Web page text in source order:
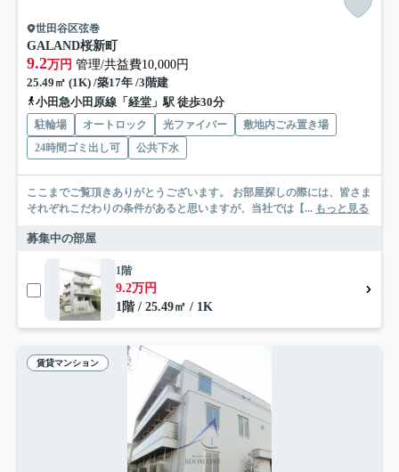
世田谷区弦巻
GALAND桜新町
9.2万円 管理/共益費10,000円
25.49㎡ (1K) /築17年 /3階建
小田急小田原線「経堂」駅 徒歩30分
駐輪場 オートロック 光ファイバー
敷地内ごみ置き場
24時間ゴミ出し可
公共下水
ここまでご覧頂きありがとうございます。 お部屋探しの際には、皆さま
それぞれこだわりの条件があると思いますが、当社では【... もっと見る
募集中の部屋
1階
9.2万円
1階 / 25.49㎡ / 1K
賃貸マンション